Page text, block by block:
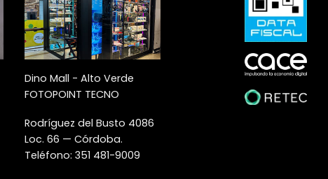
Dino Mall - Alto Verde
FOTOPOINT TECNO
Rodríguez del Busto 4086
Loc. 66 — Córdoba.
Teléfono: 351 481-9009